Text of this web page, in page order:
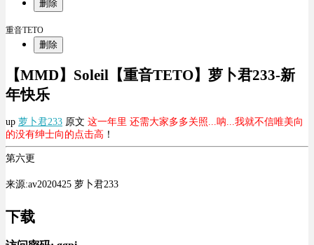
删除
重音TETO
删除
【MMD】Soleil【重音TETO】萝卜君233-新
年快乐
up 萝卜君233 原文 这一年里 还需大家多多关照...呐...我就不信唯美向
的没有绅士向的点击高 ！
第六更
来源:av2020425 萝卜君233
下载